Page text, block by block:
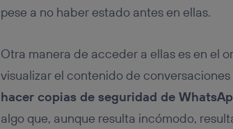
pese a no haber estado antes en ellas.
Otra manera de acceder a ellas es en el
visualizar el contenido de
hacer copias de seguridad de
algo que, aunque resulta incómodo,